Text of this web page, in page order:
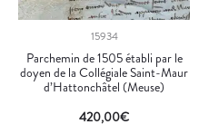
15934
Parchemin de 1505 établi par le
doyen de la Collégiale Saint-Maur
d’Hattonchâtel (Meuse)
420,00€